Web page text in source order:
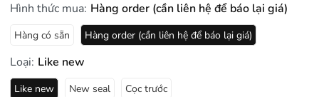
Hình thức mua: Hàng order (cần liên hệ để báo lại giá)
Hàng có sẵn Hàng order (cần liên hệ để báo lại giá)
Loại: Like new
Like new New seal Cọc trước